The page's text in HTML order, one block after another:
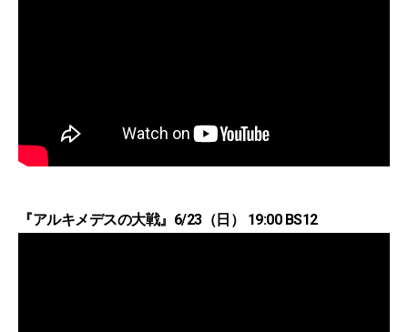
『アルキメデスの大戦』6/23（日） 19:00 BS12